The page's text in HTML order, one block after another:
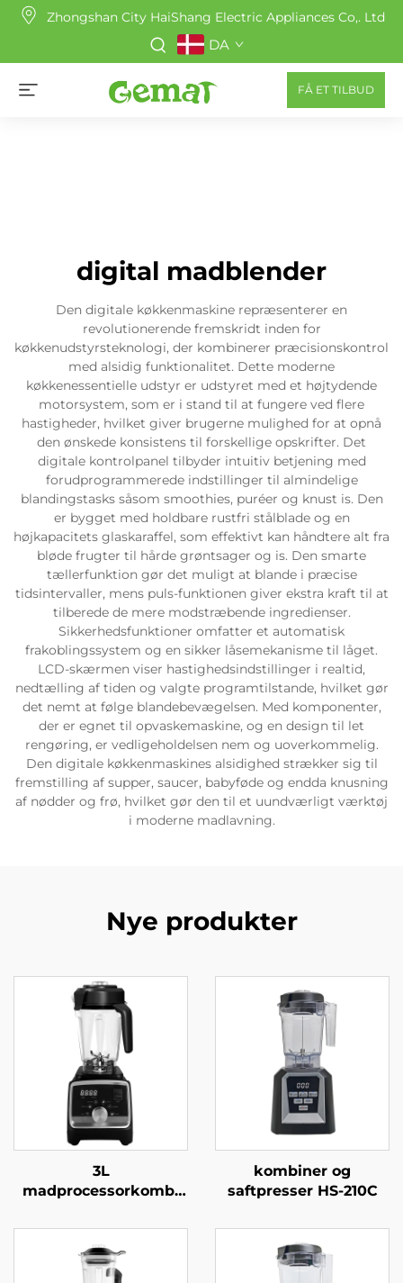
Zhongshan City HaiShang Electric Appliances Co,. Ltd
DA
FÅ ET TILBUD
digital madblender
Den digitale køkkenmaskine repræsenterer en
revolutionerende fremskridt inden for
køkkenudstyrsteknologi, der kombinerer præcisionskontrol
med alsidig funktionalitet. Dette moderne
køkkenessentielle udstyr er udstyret med et højtydende
motorsystem, som er i stand til at fungere ved flere
hastigheder, hvilket giver brugerne mulighed for at opnå
den ønskede konsistens til forskellige opskrifter. Det
digitale kontrolpanel tilbyder intuitiv betjening med
forudprogrammerede indstillinger til almindelige
blandingstasks såsom smoothies, puréer og knust is. Den
er bygget med holdbare rustfri stålblade og en
højkapacitets glaskaraffel, som effektivt kan håndtere alt fra
bløde frugter til hårde grøntsager og is. Den smarte
tællerfunktion gør det muligt at blande i præcise
tidsintervaller, mens puls-funktionen giver ekstra kraft til at
tilberede de mere modstræbende ingredienser.
Sikkerhedsfunktioner omfatter et automatisk
frakoblingssystem og en sikker låsemekanisme til låget.
LCD-skærmen viser hastighedsindstillinger i realtid,
nedtælling af tiden og valgte programtilstande, hvilket gør
det nemt at følge blandebevægelsen. Med komponenter,
der er egnet til opvaskemaskine, og en design til let
rengøring, er vedligeholdelsen nem og uoverkommelig.
Den digitale køkkenmaskines alsidighed strækker sig til
fremstilling af supper, saucer, babyføde og endda knusning
af nødder og frø, hvilket gør den til et uundværligt værktøj
i moderne madlavning.
Nye produkter
3L
madprocessorkombi
kombiner og
saftpresser HS-210C